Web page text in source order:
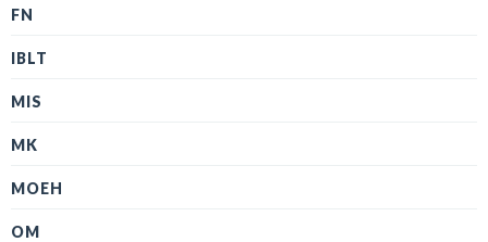
FN
IBLT
MIS
MK
MOEH
OM